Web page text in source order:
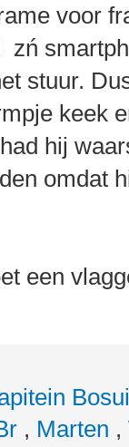
voor
zń
stuur.
keek
hij
omdat
een
Bosui
, Marten ,